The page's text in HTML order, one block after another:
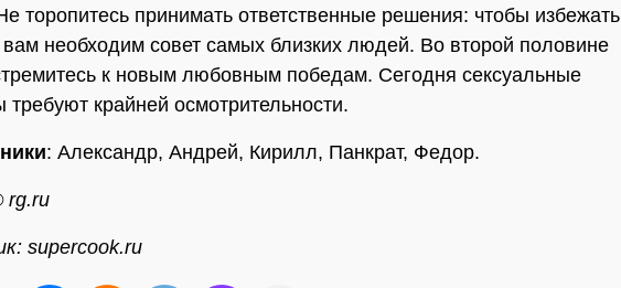
торопитесь принимать ответственные решения: чтобы избежать
необходим совет самых близких людей. Во второй половине
к новым любовным победам. Сегодня сексуальные
требуют крайней осмотрительности.
: Александр, Андрей, Кирилл, Панкрат, Федор.
rg.ru
supercook.ru